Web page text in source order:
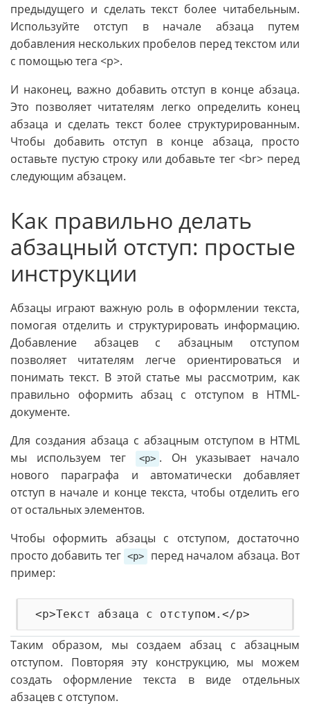
предыдущего и сделать текст более читабельным.
Используйте отступ в начале абзаца путем
добавления нескольких пробелов перед текстом или
с помощью тега <p>.
И наконец, важно добавить отступ в конце абзаца.
Это позволяет читателям легко определить конец
абзаца и сделать текст более структурированным.
Чтобы добавить отступ в конце абзаца, просто
оставьте пустую строку или добавьте тег <br> перед
следующим абзацем.
Как правильно делать
абзацный отступ: простые
инструкции
Абзацы играют важную роль в оформлении текста,
помогая отделить и структурировать информацию.
Добавление абзацев с абзацным отступом
позволяет читателям легче ориентироваться и
понимать текст. В этой статье мы рассмотрим, как
правильно оформить абзац с отступом в HTML-
документе.
Для создания абзаца с абзацным отступом в HTML
мы используем тег
<p> . Он указывает начало
нового параграфа и автоматически добавляет
отступ в начале и конце текста, чтобы отделить его
от остальных элементов.
Чтобы оформить абзацы с отступом, достаточно
просто добавить тег <p>
перед началом абзаца. Вот
пример:
Таким образом, мы создаем абзац с абзацным
отступом. Повторяя эту конструкцию, мы можем
создать оформление текста в виде отдельных
абзацев с отступом.